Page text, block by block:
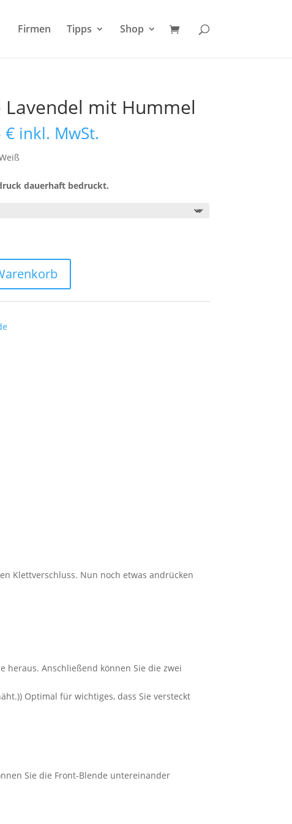
Firmen Tipps Shop
Lavendel mit Hummel
€Preisspanne:
19,95 €
bis
inkl. MwSt.
dauerhaft bedruckt.
Klettverschluss. Nun noch etwas andrücken
heraus. Anschließend können Sie die zwei
Optimal für wichtiges, dass Sie versteckt
Sie die Front-Blende untereinander